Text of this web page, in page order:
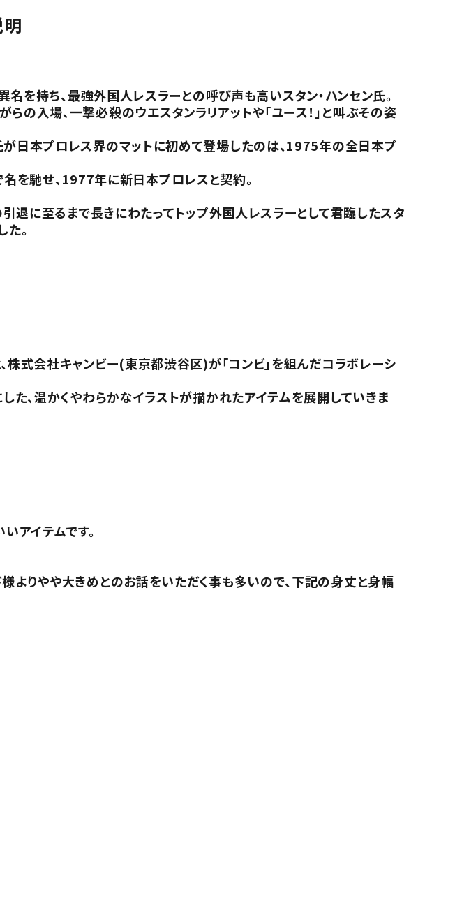
名を持ち、最強外国人レスラーとの呼び声も高いスタン・ハンセン氏。
入場、一撃必殺のウエスタンラリアットや「ユース！」と叫ぶその姿
日本プロレス界のマットに初めて登場したのは、1975年の全日本プ
名を馳せ、1977年に新日本プロレスと契約。
に至るまで長きにわたってトップ外国人レスラーとして君臨したスタ
。
株式会社キャンビー(東京都渋谷区)が「コンビ」を組んだコラボレーシ
た、温かくやわらかなイラストが描かれたアイテムを展開していきま
アイテムです。
よりやや大きめとのお話をいただく事も多いので、下記の身丈と身幅